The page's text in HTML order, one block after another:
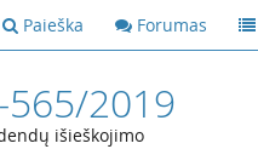
Paieška Forumas
565/2019
išieškojimo